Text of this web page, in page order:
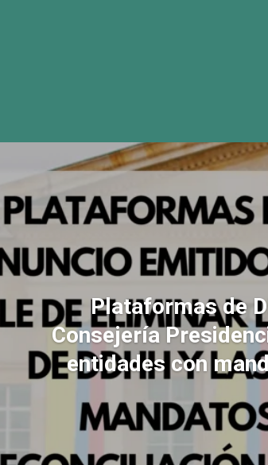
Plataformas de
Consejería
entidades con